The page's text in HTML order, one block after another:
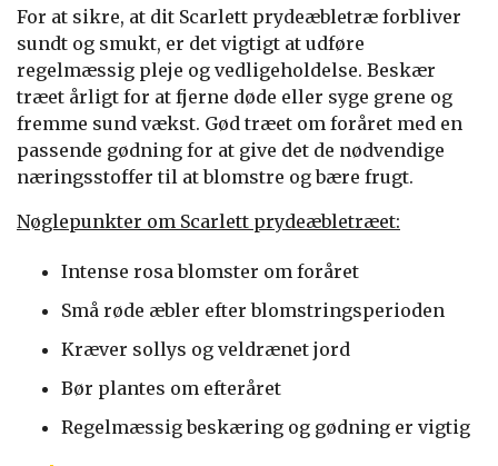
For at sikre, at dit Scarlett prydeæbletræ forbliver
sundt og smukt, er det vigtigt at udføre
regelmæssig pleje og vedligeholdelse. Beskær
træet årligt for at fjerne døde eller syge grene og
fremme sund vækst. Gød træet om foråret med en
passende gødning for at give det de nødvendige
næringsstoffer til at blomstre og bære frugt.
Nøglepunkter om Scarlett prydeæbletræet:
Intense rosa blomster om foråret
Små røde æbler efter blomstringsperioden
Kræver sollys og veldrænet jord
Bør plantes om efteråret
Regelmæssig beskæring og gødning er vigtig